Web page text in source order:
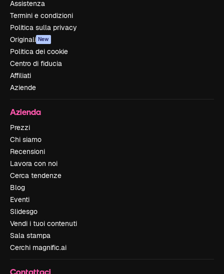
Assistenza
Termini e condizioni
Politica sulla privacy
Originali New
Politica dei cookie
Centro di fiducia
Affiliati
Aziende
Azienda
Prezzi
Chi siamo
Recensioni
Lavora con noi
Cerca tendenze
Blog
Eventi
Slidesgo
Vendi i tuoi contenuti
Sala stampa
Cerchi magnific.ai
Contattaci